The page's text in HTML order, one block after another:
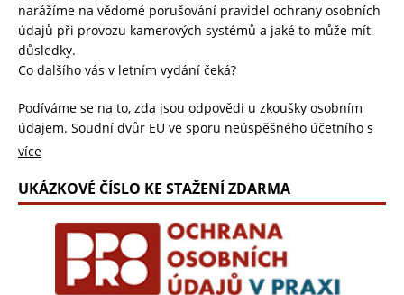
narážíme na vědomé porušování pravidel ochrany osobních
údajů při provozu kamerových systémů a jaké to může mít
důsledky.
Co dalšího vás v letním vydání čeká?
Podíváme se na to, zda jsou odpovědi u zkoušky osobním
údajem. Soudní dvůr EU ve sporu neúspěšného účetního s
irským institutem potvrdil, že písemné odpovědi zkoušeného
musí mít student přístup. Tento judikát tak zásadně ovlivnil
práva na ochranu soukromí v oblasti vzdělávání a profesních
zkoušek.
Všichni navíc známe situaci, kdy na mobilu narazíme na limit
úložiště a data přesuneme na vzdálené servery. Využívání
více
UKÁZKOVÉ ČÍSLO KE STAŽENÍ ZDARMA